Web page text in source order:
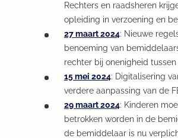
o
w
)
w
i
n
d
o
w
)
w
t
a
b
/
w
i
n
d
o
i
n
a
n
e
w
t
a
b
/
p
e
n
s
i
n
a
n
e
w
Rechters en raadsheren
opleiding in verzoening en
27 maart 2024(
O
p
e
n
s
i
n
: Nieuwe
benoeming van
rechter bij onenigheid tussen
15 mei 2024(
O
p
e
n
: Digitalisering
verdere aanpassing van de
29 maart 2024(
O
p
: Kinderen
betrokken worden in de
de bemiddelaar is nu